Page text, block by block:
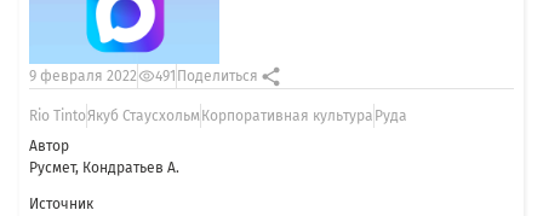
Автор
Русмет, Кондратьев А.
Источник
9 февраля 2022 491 Поделиться
Rio TintoЯкуб Стаусхольм Корпоративная культура Руда